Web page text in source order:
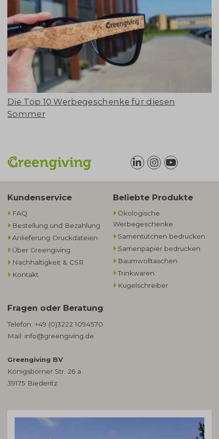
Die Top 10 Werbegeschenke für diesen
Sommer
Kundenservice
FAQ
Bestellung und Bezahlung
Anlieferung Druckdateien
Über Greengiving
Nachhaltigkeit & CSR
Kontakt
Beliebte Produkte
Ökologische
Werbegeschenke​
Samentütchen bedrucken
Samenpapier bedrucken
Baumwolltaschen​
Trinkwaren
Kugelschreiber
Fragen oder Beratung
Telefon: +49 (0)3222 1094570
Mail: info@greengiving.de
Greengiving BV
Königsborner Str. 26 a
39175 Biederitz